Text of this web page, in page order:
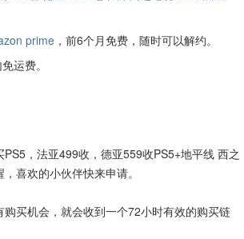
prime ，前6个月免费，随时可以解约。
运费。
，法亚499收，德亚559收PS5+地平线 西之
喜欢的小伙伴快来申请。
买机会，就会收到一个72小时有效的购买链